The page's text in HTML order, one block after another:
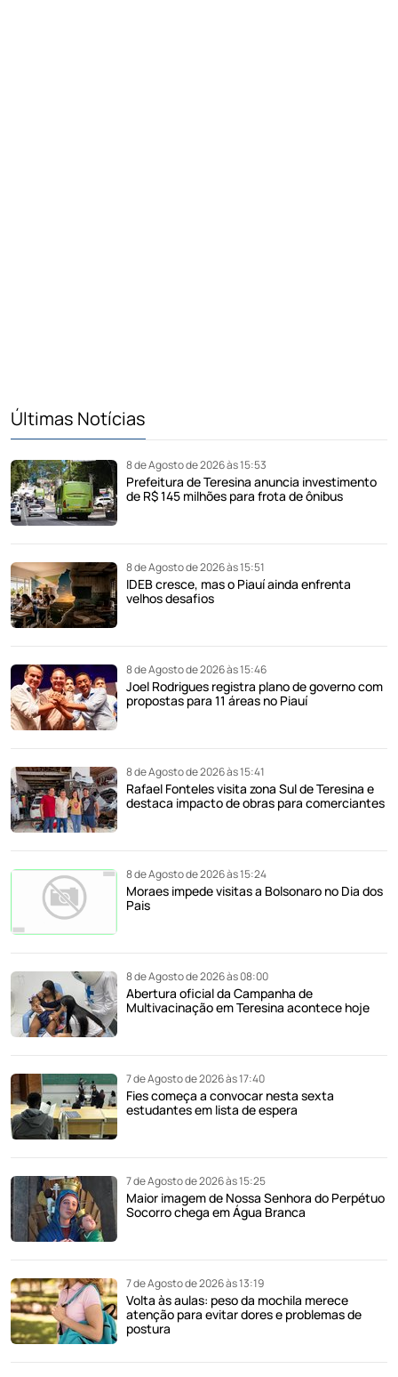
Últimas Notícias
8 de Agosto de 2026 às 15:53
Prefeitura de Teresina anuncia investimento
de R$ 145 milhões para frota de ônibus
8 de Agosto de 2026 às 15:51
IDEB cresce, mas o Piauí ainda enfrenta
velhos desafios
8 de Agosto de 2026 às 15:46
Joel Rodrigues registra plano de governo com
propostas para 11 áreas no Piauí
8 de Agosto de 2026 às 15:41
Rafael Fonteles visita zona Sul de Teresina e
destaca impacto de obras para comerciantes
8 de Agosto de 2026 às 15:24
Moraes impede visitas a Bolsonaro no Dia dos
Pais
8 de Agosto de 2026 às 08:00
Abertura oficial da Campanha de
Multivacinação em Teresina acontece hoje
7 de Agosto de 2026 às 17:40
Fies começa a convocar nesta sexta
estudantes em lista de espera
7 de Agosto de 2026 às 15:25
Maior imagem de Nossa Senhora do Perpétuo
Socorro chega em Água Branca
7 de Agosto de 2026 às 13:19
Volta às aulas: peso da mochila merece
atenção para evitar dores e problemas de
postura